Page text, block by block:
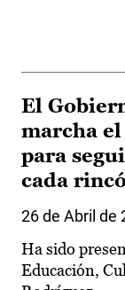
El
marcha
para
cada
26 de Abril de
Ha sido
Educación,